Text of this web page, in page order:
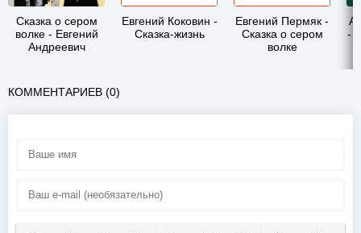
Сказка о сером
волке - Евгений
Андреевич
Евгений Коковин -
Сказка-жизнь
Евгений Пермяк -
Сказка о сером
волке
-
КОММЕНТАРИЕВ (0)